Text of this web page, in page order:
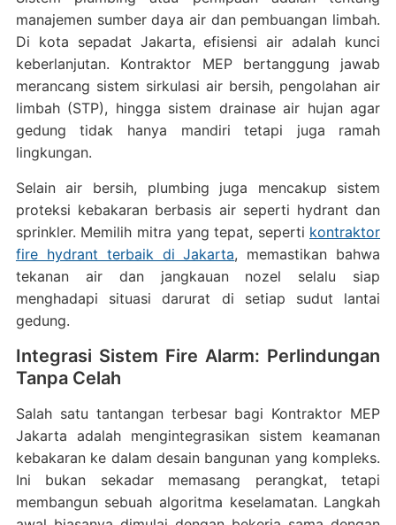
manajemen sumber daya air dan pembuangan limbah.
Di kota sepadat Jakarta, efisiensi air adalah kunci
keberlanjutan. Kontraktor MEP bertanggung jawab
merancang sistem sirkulasi air bersih, pengolahan air
limbah (STP), hingga sistem drainase air hujan agar
gedung tidak hanya mandiri tetapi juga ramah
lingkungan.
Selain air bersih, plumbing juga mencakup sistem
proteksi kebakaran berbasis air seperti hydrant dan
sprinkler. Memilih mitra yang tepat, seperti kontraktor
fire hydrant terbaik di Jakarta, memastikan bahwa
tekanan air dan jangkauan nozel selalu siap
menghadapi situasi darurat di setiap sudut lantai
gedung.
Integrasi Sistem Fire Alarm: Perlindungan
Tanpa Celah
Salah satu tantangan terbesar bagi Kontraktor MEP
Jakarta adalah mengintegrasikan sistem keamanan
kebakaran ke dalam desain bangunan yang kompleks.
Ini bukan sekadar memasang perangkat, tetapi
membangun sebuah algoritma keselamatan. Langkah